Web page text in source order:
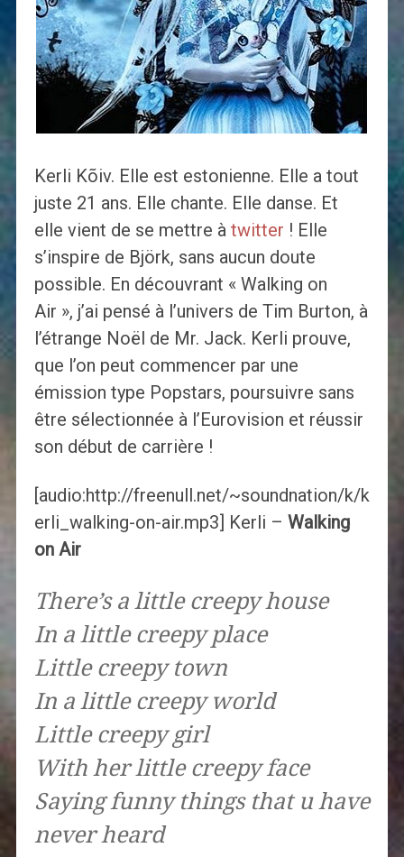
Kerli Kõiv. Elle est estonienne. Elle a tout
juste 21 ans. Elle chante. Elle danse. Et
elle vient de se mettre à twitter ! Elle
s’inspire de Björk, sans aucun doute
possible. En découvrant « Walking on
Air », j’ai pensé à l’univers de Tim Burton, à
l’étrange Noël de Mr. Jack. Kerli prouve,
que l’on peut commencer par une
émission type Popstars, poursuivre sans
être sélectionnée à l’Eurovision et réussir
son début de carrière !
[audio:http://freenull.net/~soundnation/k/k
erli_walking-on-air.mp3] Kerli – Walking
on Air
There’s a little creepy house
In a little creepy place
Little creepy town
In a little creepy world
Little creepy girl
With her little creepy face
Saying funny things that u have
never heard